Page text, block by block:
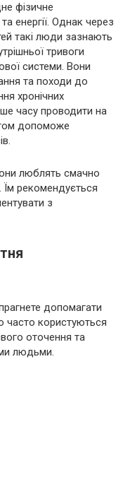
фізичне
енергії. Однак через
такі люди зазнають
тривоги
системи. Вони
та походи до
хронічних
часу проводити на
допоможе
люблять смачно
Їм рекомендується
з
допомагати
користуються
оточення та
людьми.